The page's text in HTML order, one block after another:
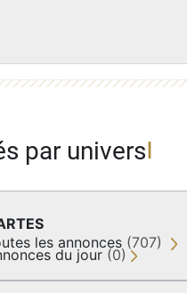
par univers
les annonces (707)
du jour (0)